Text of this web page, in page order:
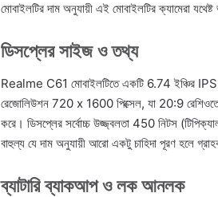
মোবাইলটির দাম অনুযায়ী এই মোবাইলটির ক্যামেরা
ডিসপ্লের সাইজ ও তথ্য
Realme C61 মোবাইলটিতে একটি 6.74 ইঞ্চির IPS
রেজোলিউশন 720 x 1600 পিক্সেল, যা 20:9 রেশিওতে
করে। ডিসপ্লের সর্বোচ্চ উজ্জ্বলতা 450 নিটস
বাহুল্য যে দাম অনুযায়ী আরো একটু চাহিদা পূরণ হলে
ব্যাটারি ব্যাকআপ ও লক আনলক